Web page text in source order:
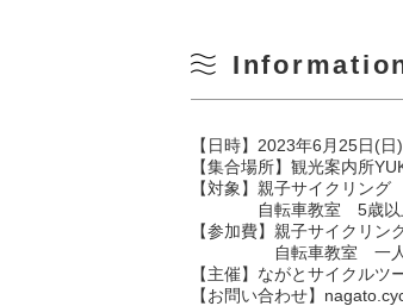
【日時】2023年6月25日(
【集合場所】観光案内所
【対象】親子サイクリン
自転車教室 5歳以上の
【参加費】親子サイクリ
自転車教室 一人
【主催】ながとサイクルツ
【お問い合わせ】